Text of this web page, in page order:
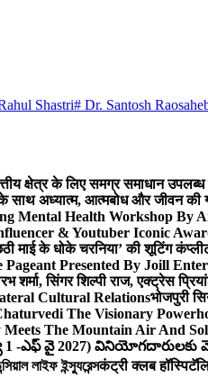
Shastri# Dr. Santosh
क्षेत्र के लिए समग्र समाधान
साथ अध्यात्म, आत्मबोध और जीवन की
Mental Health Workshop By
& Youtuber Iconic
माई के धोके चरनिया’ की शूटिंग
Presented By Joill
शर्मा, सिंगर शिल्पी राज, एक्ट्रेस
Cultural Relationsभोजपुरी
The Visionary
The Mountain Air And
-ఎఫ్ వై 2027) వినియోగదారులకు
লাইফ ইন্স্যুরেন্সकंट्री क्लब